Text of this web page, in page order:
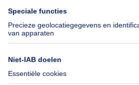
2260 Westerlo
Prachtige villa met 3 à 4 slpks te
Voortkapel, Westerlo!